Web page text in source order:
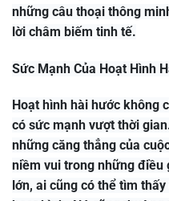
những câu thoại thông
lời châm biếm tinh tế.
Sức Mạnh Của Hoạt Hình
Hoạt hình hài hước không
có sức mạnh vượt thời
những căng thẳng của
niềm vui trong những
lớn, ai cũng có thể tìm